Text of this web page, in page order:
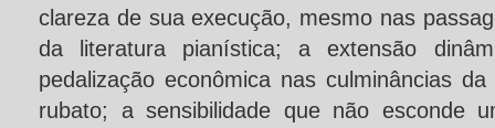
clareza de sua execução, mesmo nas
da literatura pianística; a extensão
pedalização econômica nas culminâncias
rubato; a sensibilidade que não esconde